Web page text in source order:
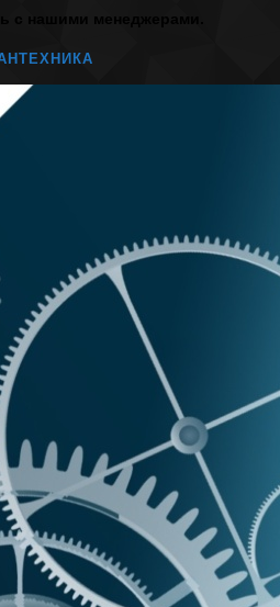
с нашими менеджерами.